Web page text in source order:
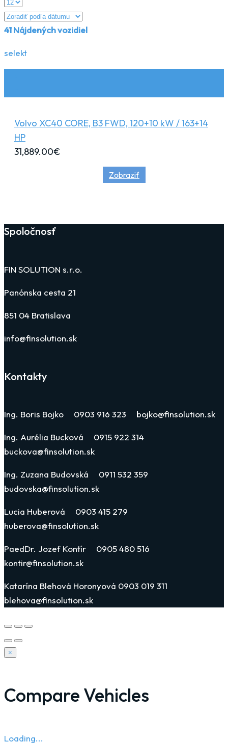
41Nájdených vozidiel
selekt
Volvo XC40 CORE, B3 FWD, 120+10 kW / 163+14
HP
31,889.00€
Zobraziť
Spoločnosť
FIN SOLUTION s.r.o.
Panónska cesta 21
851 04 Bratislava
info@finsolution.sk
Kontakty
Ing. Boris Bojko 0903 916 323 bojko@finsolution.sk
Ing. Aurélia Bucková 0915 922 314
buckova@finsolution.sk
Ing. Zuzana Budovská 0911 532 359
budovska@finsolution.sk
Lucia Huberová 0903 415 279
huberova@finsolution.sk
PaedDr. Jozef Kontír 0905 480 516
kontir@finsolution.sk
Katarína Blehová Horonyová 0903 019 311
blehova@finsolution.sk
×
Compare Vehicles
Loading...